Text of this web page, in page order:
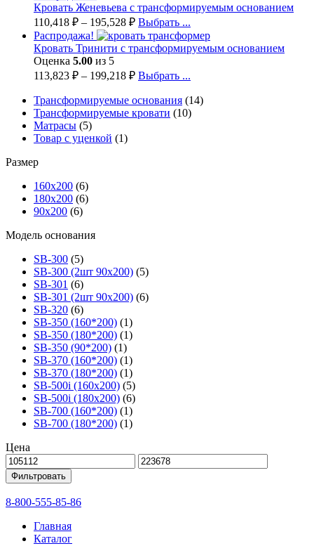
Кровать Женевьева с трансформируемым основанием
110,418 ₽ – 195,528 ₽ Выбрать ...
Распродажа!
Кровать Тринити с трансформируемым основанием
Оценка 5.00 из 5
113,823 ₽ – 199,218 ₽ Выбрать ...
Трансформируемые основания (14)
Трансформируемые кровати (10)
Матрасы (5)
Товар с уценкой (1)
Размер
160х200 (6)
180х200 (6)
90х200 (6)
Модель основания
SB-300 (5)
SB-300 (2шт 90х200) (5)
SB-301 (6)
SB-301 (2шт 90х200) (6)
SB-320 (6)
SB-350 (160*200) (1)
SB-350 (180*200) (1)
SB-350 (90*200) (1)
SB-370 (160*200) (1)
SB-370 (180*200) (1)
SB-500i (160x200) (5)
SB-500i (180x200) (6)
SB-700 (160*200) (1)
SB-700 (180*200) (1)
Цена
Фильтровать
8-800-555-85-86
Главная
Каталог